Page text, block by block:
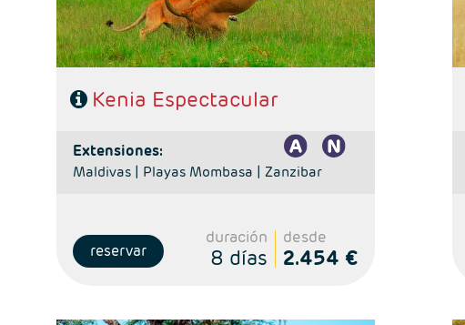
Kenia Espectacular
extensiones:
Maldivas | Playas Mombasa | Zanzibar
reservar
duración
8 días
desde
2.454 €